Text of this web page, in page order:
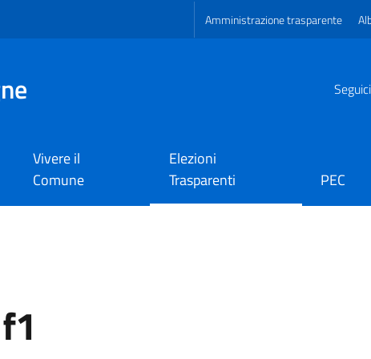
Amministrazione trasparente
Vivere il
Comune
Elezioni
Trasparenti
PEC